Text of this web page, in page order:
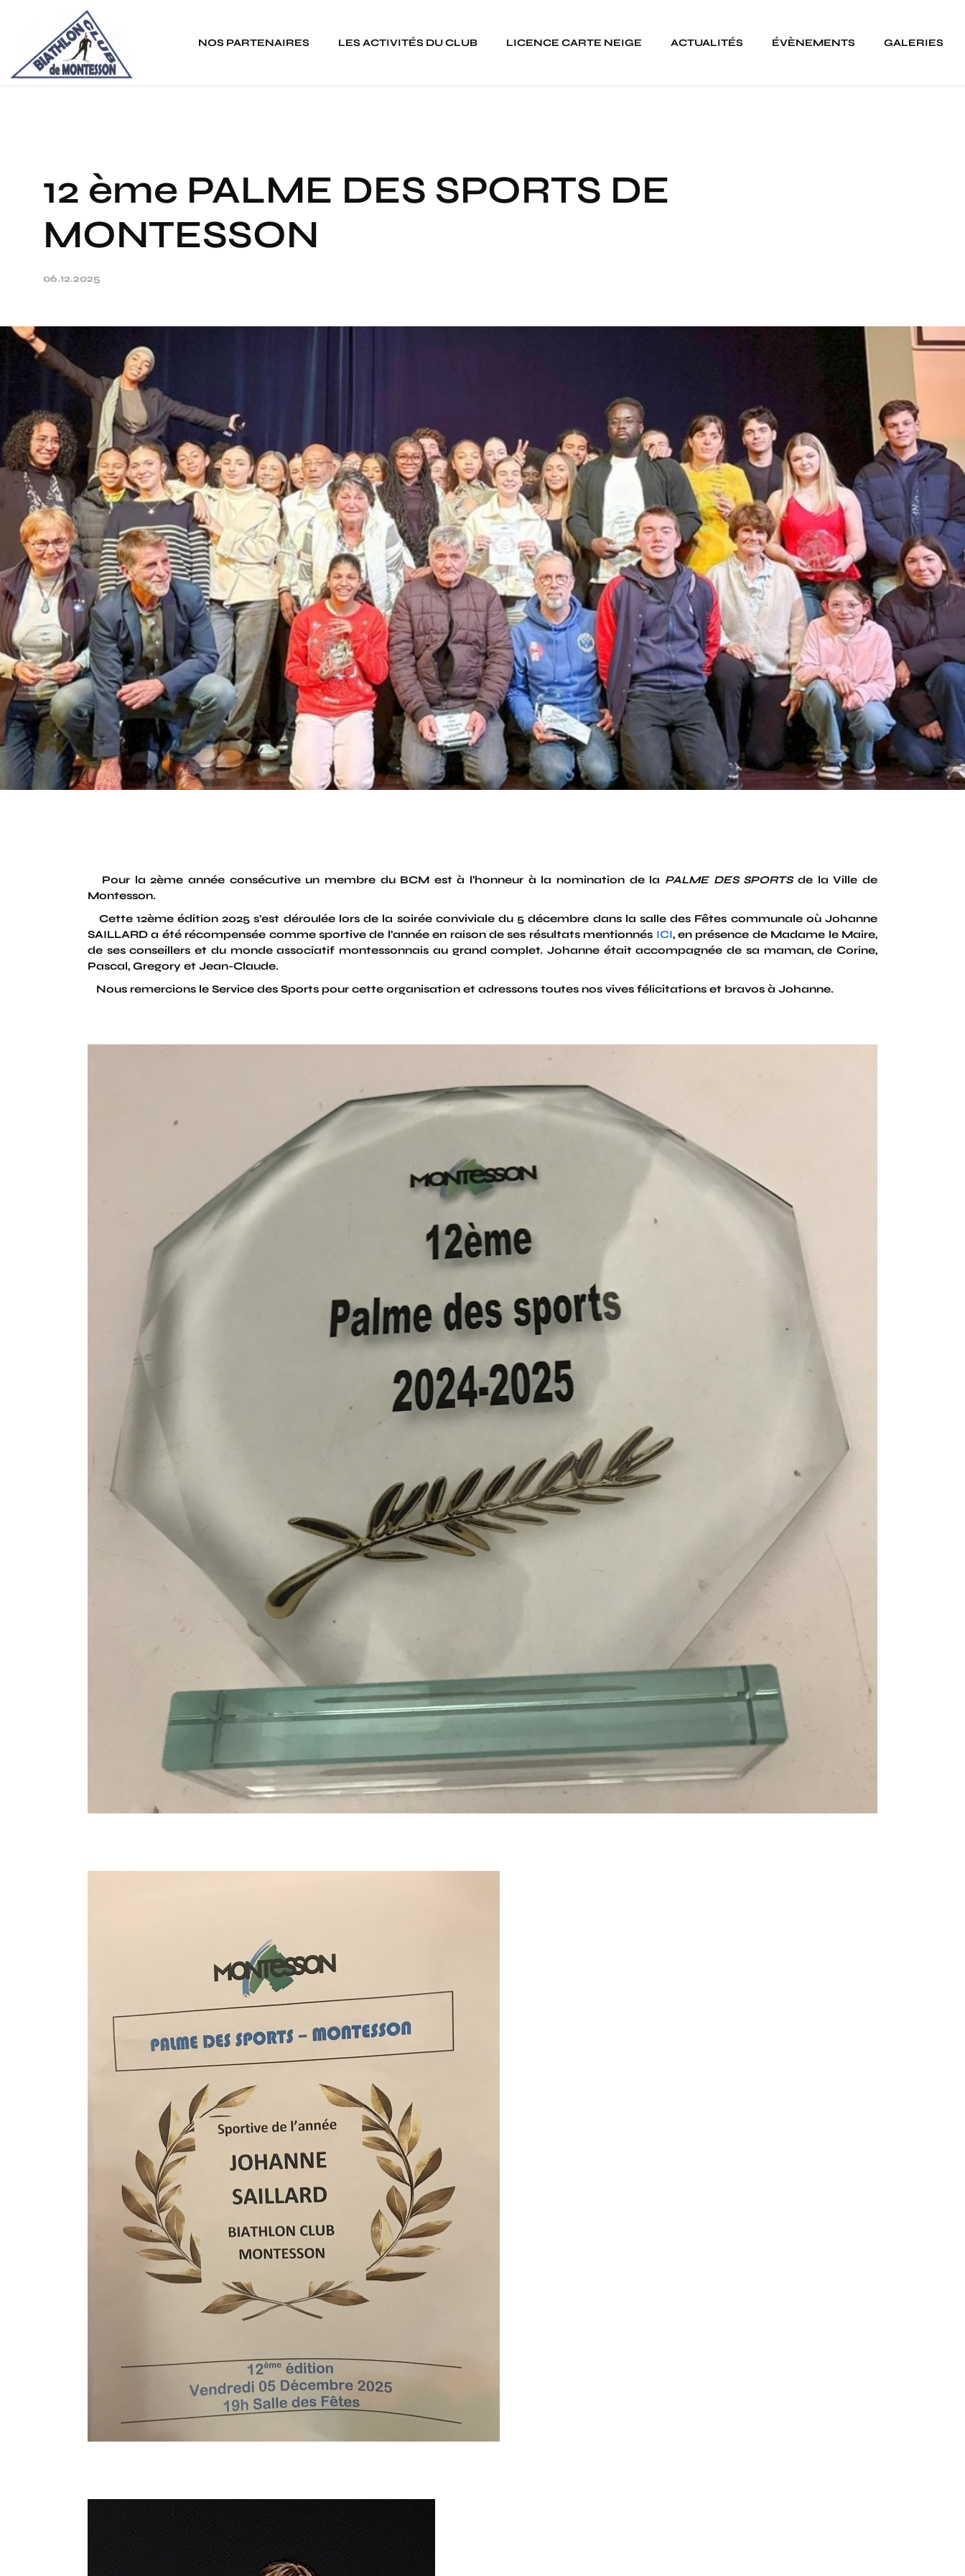
NOS PARTENAIRES LES ACTIVITÉS DU CLUB LICENCE CARTE NEIGE ACTUALITÉS ÉVÈNEMENTS GALERIES
12 ème PALME DES SPORTS DE
MONTESSON
06.12.2025
Pour la 2ème année consécutive un membre du BCM est à l'honneur à la nomination de la PALME DES SPORTSde la Ville de
Montesson.
Cette 12ème édition 2025 s'est déroulée lors de la soirée conviviale du 5 décembre dans la salle des Fêtes communale où Johanne
SAILLARD a été récompensée comme sportive de l'année en raison de ses résultats mentionnés ICI, en présence de Madame le Maire,
de ses conseillers et du monde associatif montessonnais au grand complet. Johanne était accompagnée de sa maman, de Corine,
Pascal, Gregory et Jean-Claude.
Nous remercions le Service des Sports pour cette organisation et adressons toutes nos vives félicitations et bravos à Johanne.
Panneau de gestion des cookies